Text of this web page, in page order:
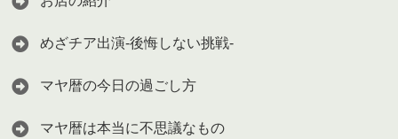
めざチア出演-後悔しない挑戦-
マヤ暦の今日の過ごし方
マヤ暦は本当に不思議なもの